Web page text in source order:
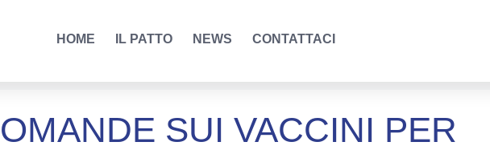
HOME IL PATTO NEWS CONTATTACI
avanzate
SUI VACCINI PER